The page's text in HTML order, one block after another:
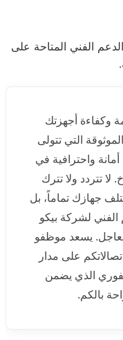
الفني المتاحة على
وكفاءة أجهزتك
التي تتولى
واحترافية في
تتردد ولا تترك
جهازك تماماً، بل
الفني لشركة بيكو
يسعد موظفو
على مدار
الذي يضمن
بالكم.